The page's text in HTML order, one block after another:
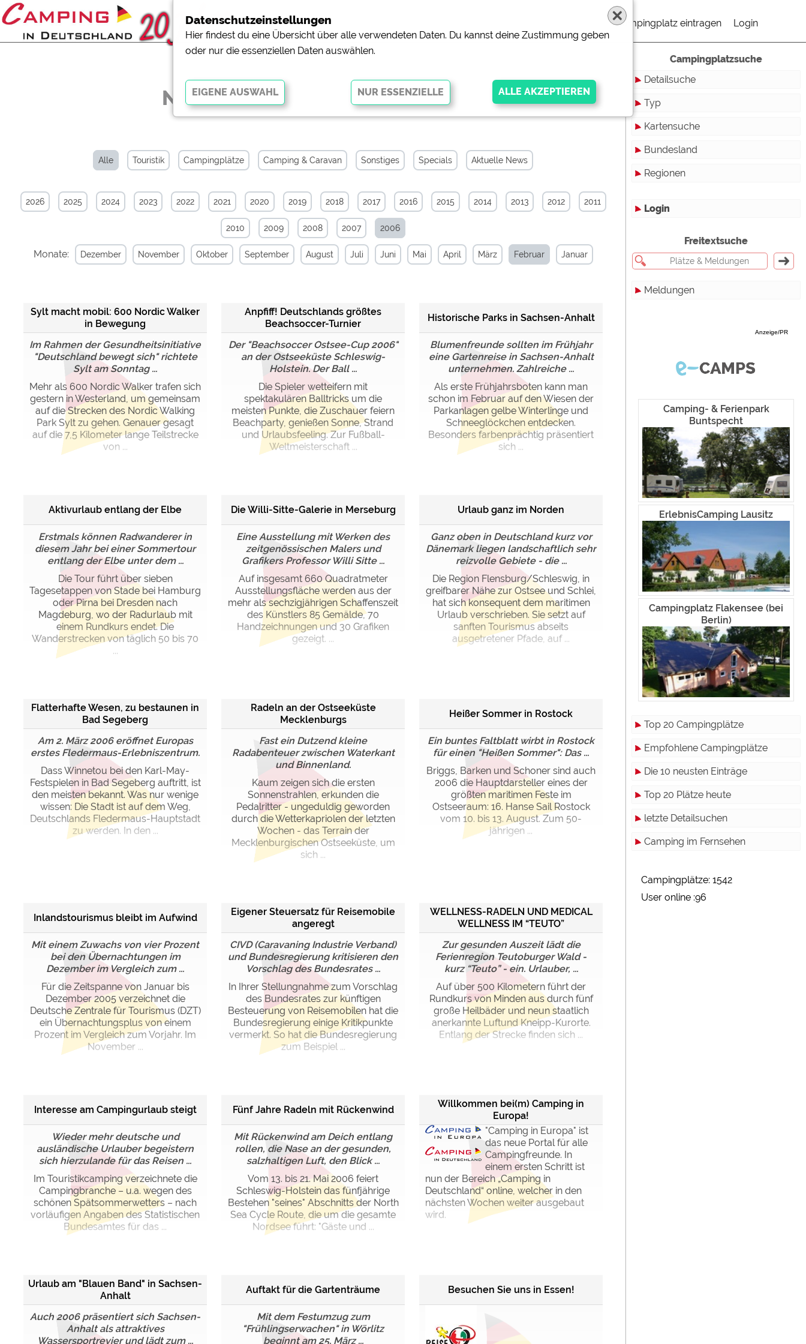
Campingplatz eintragen Login
News-Archiv von Februar 2006
Alle Touristik Campingplätze Camping & Caravan Sonstiges Specials Aktuelle News
2026 2025 2024 2023 2022 2021 2020 2019 2018 2017 2016 2015 2014 2013 2012 2011
2010 2009 2008 2007 2006
Monate: Dezember November Oktober September August Juli Juni Mai April März Februar Januar
Sylt macht mobil: 600 Nordic Walker
in Bewegung
Im Rahmen der Gesundheitsinitiative
"Deutschland bewegt sich" richtete
Sylt am Sonntag ...
Mehr als 600 Nordic Walker trafen sich
gestern in Westerland, um gemeinsam
auf die Strecken des Nordic Walking
Park Sylt zu gehen. Genauer gesagt
auf die 7,5 Kilometer lange Teilstrecke
von ...
Anpfiff! Deutschlands größtes
Beachsoccer-Turnier
Der "Beachsoccer Ostsee-Cup 2006"
an der Ostseeküste Schleswig-
Holstein. Der Ball ...
Die Spieler wetteifern mit
spektakulären Balltricks um die
meisten Punkte, die Zuschauer feiern
Beachparty, genießen Sonne, Strand
und Urlaubsfeeling. Zur Fußball-
Weltmeisterschaft ...
Historische Parks in Sachsen-Anhalt
Blumenfreunde sollten im Frühjahr
eine Gartenreise in Sachsen-Anhalt
unternehmen. Zahlreiche ...
Als erste Frühjahrsboten kann man
schon im Februar auf den Wiesen der
Parkanlagen gelbe Winterlinge und
Schneeglöckchen entdecken.
Besonders farbenprächtig präsentiert
sich ...
Aktivurlaub entlang der Elbe
Erstmals können Radwanderer in
diesem Jahr bei einer Sommertour
entlang der Elbe unter dem ...
Die Tour führt über sieben
Tagesetappen von Stade bei Hamburg
oder Pirna bei Dresden nach
Magdeburg, wo der Radurlaub mit
einem Rundkurs endet. Die
Wanderstrecken von täglich 50 bis 70
...
Die Willi-Sitte-Galerie in Merseburg
Eine Ausstellung mit Werken des
zeitgenössischen Malers und
Grafikers Professor Willi Sitte ...
Auf insgesamt 660 Quadratmeter
Ausstellungsfläche werden aus der
mehr als sechzigjährigen Schaffenszeit
des Künstlers 85 Gemälde, 70
Handzeichnungen und 30 Grafiken
gezeigt. ...
Urlaub ganz im Norden
Ganz oben in Deutschland kurz vor
Dänemark liegen landschaftlich sehr
reizvolle Gebiete - die ...
Die Region Flensburg/Schleswig, in
greifbarer Nähe zur Ostsee und Schlei,
hat sich konsequent dem maritimen
Urlaub verschrieben. Sie setzt auf
sanften Tourismus abseits
ausgetretener Pfade, auf ...
Flatterhafte Wesen, zu bestaunen in
Bad Segeberg
Am 2. März 2006 eröffnet Europas
erstes Fledermaus-Erlebniszentrum.
Dass Winnetou bei den Karl-May-
Festspielen in Bad Segeberg auftritt, ist
den meisten bekannt. Was nur wenige
wissen: Die Stadt ist auf dem Weg,
Deutschlands Fledermaus-Hauptstadt
zu werden. In den ...
Radeln an der Ostseeküste
Mecklenburgs
Fast ein Dutzend kleine
Radabenteuer zwischen Waterkant
und Binnenland.
Kaum zeigen sich die ersten
Sonnenstrahlen, erkunden die
Pedalritter - ungeduldig geworden
durch die Wetterkapriolen der letzten
Wochen - das Terrain der
Mecklenburgischen Ostseeküste, um
sich ...
Heißer Sommer in Rostock
Ein buntes Faltblatt wirbt in Rostock
für einen "Heißen Sommer": Das ...
Briggs, Barken und Schoner sind auch
2006 die Hauptdarsteller eines der
größten maritimen Feste im
Ostseeraum: 16. Hanse Sail Rostock
vom 10. bis 13. August. Zum 50-
jährigen ...
Inlandstourismus bleibt im Aufwind
Mit einem Zuwachs von vier Prozent
bei den Übernachtungen im
Dezember im Vergleich zum ...
Für die Zeitspanne von Januar bis
Dezember 2005 verzeichnet die
Deutsche Zentrale für Tourismus (DZT)
ein Übernachtungsplus von einem
Prozent im Vergleich zum Vorjahr. Im
November ...
Eigener Steuersatz für Reisemobile
angeregt
CIVD (Caravaning Industrie Verband)
und Bundesregierung kritisieren den
Vorschlag des Bundesrates ...
In Ihrer Stellungnahme zum Vorschlag
des Bundesrates zur künftigen
Besteuerung von Reisemobilen hat die
Bundesregierung einige Kritikpunkte
vermerkt. So hat die Bundesregierung
zum Beispiel ...
WELLNESS-RADELN UND MEDICAL
WELLNESS IM “TEUTO”
Zur gesunden Auszeit lädt die
Ferienregion Teutoburger Wald -
kurz “Teuto” - ein. Urlauber, ...
Auf über 500 Kilometern führt der
Rundkurs von Minden aus durch fünf
große Heilbäder und neun staatlich
anerkannte Luftund Kneipp-Kurorte.
Entlang der Strecke finden sich ...
Interesse am Campingurlaub steigt
Wieder mehr deutsche und
ausländische Urlauber begeistern
sich hierzulande für das Reisen ...
Im Touristikcamping verzeichnete die
Campingbranche – u.a. wegen des
schönen Spätsommerwetters – nach
vorläufigen Angaben des Statistischen
Bundesamtes für das ...
Fünf Jahre Radeln mit Rückenwind
Mit Rückenwind am Deich entlang
rollen, die Nase an der gesunden,
salzhaltigen Luft, den Blick ...
Vom 13. bis 21. Mai 2006 feiert
Schleswig-Holstein das fünfjährige
Bestehen "seines" Abschnitts der North
Sea Cycle Route, die um die gesamte
Nordsee führt: "Gäste und ...
Willkommen bei(m) Camping in
Europa!
"Camping in Europa" ist
das neue Portal für alle
Campingfreunde. In
einem ersten Schritt ist
nun der Bereich „Camping in
Deutschland“ online, welcher in den
nächsten Wochen weiter ausgebaut
wird.
Urlaub am "Blauen Band" in Sachsen-
Anhalt
Auch 2006 präsentiert sich Sachsen-
Anhalt als attraktives
Wassersportrevier und lädt zum ...
Auftakt für die Gartenträume
Mit dem Festumzug zum
"Frühlingserwachen" in Wörlitz
beginnt am 25. März ...
Besuchen Sie uns in Essen!
Campingplatzsuche
Detailsuche
Typ
Touristikstellplätze
Dauerstellplätze
Reisemobilstellplätze
Bungalows
Ferienwohnungen
Zimmer
Miet-Wohnwagen
Kartensuche
Bundesland
Baden-Württemberg
Brandenburg
Bremen
Hamburg
Mecklenburg-Vorpommern
Niedersachsen
Rheinland-Pfalz
Saarland
Sachsen
Sachsen-Anhalt
Schleswig-Holstein
Thüringen
Regionen
Login
Freitextsuche
Meldungen
Campingplätze
Sonstiges
Specials
Archiv
Anzeige/PR
Camping- & Ferienpark
Buntspecht
ErlebnisCamping Lausitz
Campingplatz Flakensee (bei
Berlin)
Top 20 Campingplätze
Empfohlene Campingplätze
Die 10 neusten Einträge
Top 20 Plätze heute
letzte Detailsuchen
Camping im Fernsehen
Campingplätze: 1542
User online :96
Datenschutzeinstellungen
Hier findest du eine Übersicht über alle verwendeten Daten. Du kannst deine Zustimmung geben
oder nur die essenziellen Daten auswählen.
der Website dringend erforderlich. Ohne diese Cookies werden Teile der Website
funktionieren
Externe Medien
YouTube (Videos von Campingplätzen)
https://policies.google.com/privacy
Campingplatzvorschau (Vorschau der Internetseiten von
Campingplätzen)
siehe Datenschutzerklärung des jeweiligen Anbieters
Google Maps (Kartensuche, Anfahrt usw.)
https://policies.google.com/privacy
Statistiken
Google Analytics https://policies.google.com/privacy
Google Ads
https://policies.google.com/privacy
Google AdSense
https://policies.google.com/privacy
Google Remarketing
https://policies.google.com/privacy
Die Cookieeinstellungen können jeder Zeit im Footer über "COOKIES" geändert werden!